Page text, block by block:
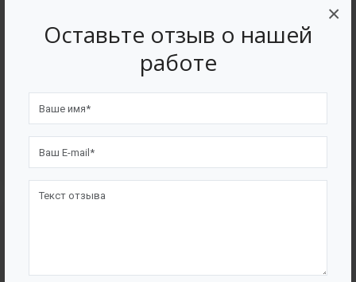
Оставьте отзыв о нашей
работе
×
Смеситель статический трубный